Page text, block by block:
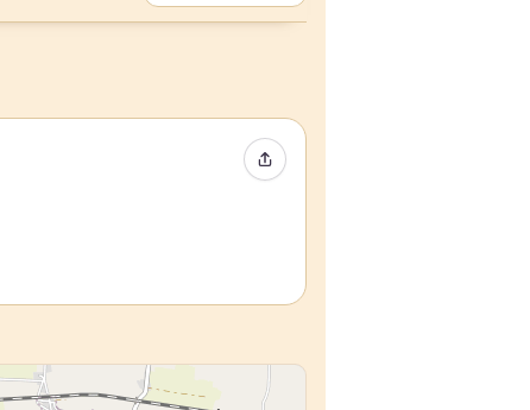
イベントをシェア